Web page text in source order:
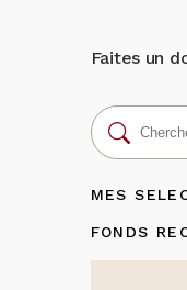
Faites un
MES
FONDS